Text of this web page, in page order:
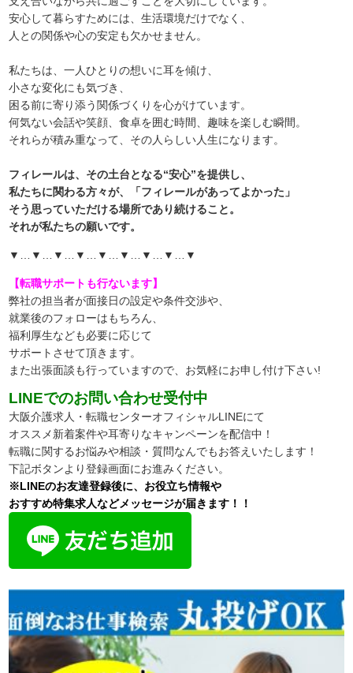
安心して暮らすためには、生活環境だけでなく、
人との関係や心の安定も欠かせません。
私たちは、一人ひとりの想いに耳を傾け、
小さな変化にも気づき、
困る前に寄り添う関係づくりを心がけています。
何気ない会話や笑顔、食卓を囲む時間、趣味を楽しむ瞬間。
それらが積み重なって、その人らしい人生になります。
フィレールは、その土台となる“安心”を提供し、
私たちに関わる方々が、「フィレールがあってよかった」
そう思っていただける場所であり続けること。
それが私たちの願いです。
▼…▼…▼…▼…▼…▼…▼…▼…▼
【転職サポートも行ないます】
弊社の担当者が面接日の設定や条件交渉や、
就業後のフォローはもちろん、
福利厚生なども必要に応じて
サポートさせて頂きます。
また出張面談も行っていますので、 お気軽にお申し付け下さい!
LINEでのお問い合わせ受付中
大阪介護求人・転職センターオフィシャルLINEにて
オススメ新着案件や耳寄りなキャンペーンを配信中！
転職に関するお悩みや相談・質問なんでもお答えいたします！
下記ボタンより登録画面にお進みください。
※LINEのお友達登録後に、お役立ち情報や
おすすめ特集求人などメッセージが届きます！！